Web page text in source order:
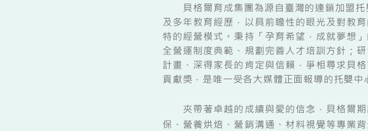
貝格爾育成集團為源自臺灣的連鎖加盟托
及多年教育經歷，以具前瞻性的眼光及對教
特的經營模式。秉持「孕育希望，成就夢想
全營運制度典範、規劃完善人才培訓方針；
計畫、深得家長的肯定與信賴，爭相尋求貝
貢獻獎，是唯一受各大媒體正面報導的托嬰中
夾帶著卓越的成績與愛的信念，貝格爾期
保、營養烘焙、營銷溝通、材料視覺等專業